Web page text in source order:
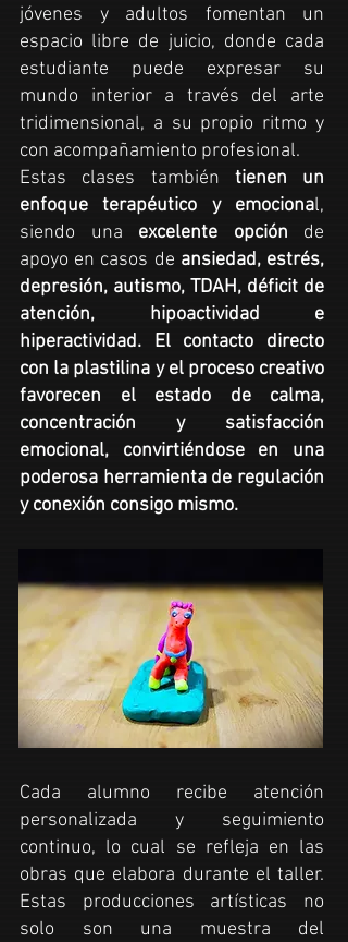
jóvenes y adultos fomentan un
espacio libre de juicio, donde cada
estudiante puede expresar su
mundo interior a través del arte
tridimensional, a su propio ritmo y
con acompañamiento profesional.
Estas clases también tienen un
enfoque terapéutico y emocional,
siendo una excelente opción de
apoyo en casos de ansiedad, estrés,
depresión, autismo, TDAH, déficit de
atención, hipoactividad e
hiperactividad.
El contacto directo
con la plastilina y el proceso creativo
favorecen el estado de calma,
concentración y satisfacción
emocional, convirtiéndose en una
poderosa herramienta de regulación
y conexión consigo mismo.
Cada alumno recibe atención
personalizada y seguimiento
continuo, lo cual se refleja en las
obras que elabora durante el taller.
Estas producciones artísticas no
solo son una muestra del